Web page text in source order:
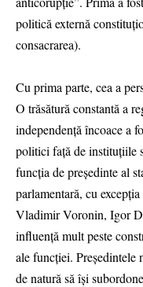
politică externă
consacrarea).
Cu prima parte, cea a
O trăsătură constantă a
independență încoace a
politici față de instituțiile
funcția de președinte al
parlamentară, cu
Vladimir Voronin, Igor
influență mult peste
ale funcției. Președintele
de natură să își